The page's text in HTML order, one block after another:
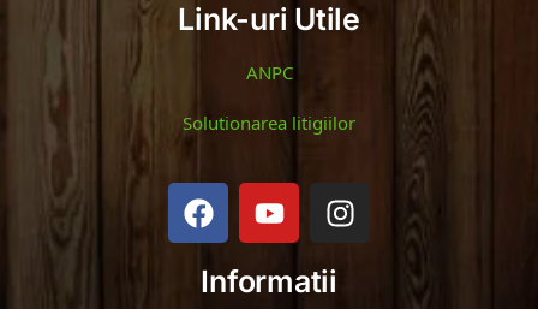
Link-uri Utile
ANPC
Solutionarea litigiilor
Informatii